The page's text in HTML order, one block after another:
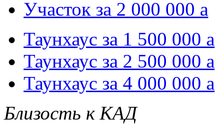
Участок за 2 000 000 a
Таунхаус за 1 500 000 a
Таунхаус за 2 500 000 a
Таунхаус за 4 000 000 a
Близость к КАД